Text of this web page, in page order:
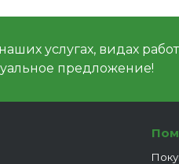
услугах, видах
предложение!